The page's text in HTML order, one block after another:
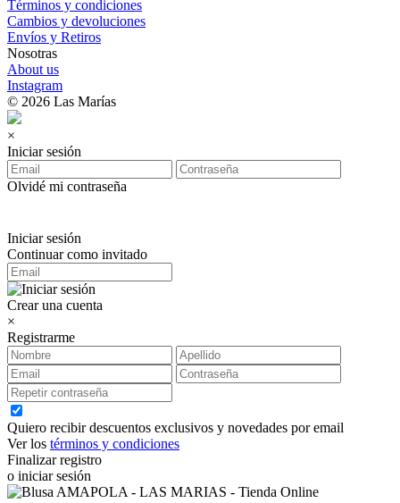
Términos y condiciones
Cambios y devoluciones
Envíos y Retiros
Nosotras
About us
Instagram
© 2026 Las Marías
×
Iniciar sesión
Olvidé mi contraseña
Iniciar sesión
Continuar como invitado
Crear una cuenta
×
Registrarme
Quiero recibir descuentos exclusivos y novedades por email
Ver los términos y condiciones
Finalizar registro
o iniciar sesión